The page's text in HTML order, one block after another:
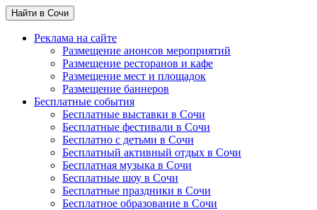
Найти в Сочи
Реклама на сайте
Размещение анонсов мероприятий
Размещение ресторанов и кафе
Размещение мест и площадок
Размещение баннеров
Бесплатные события
Бесплатные выставки в Сочи
Бесплатные фестивали в Сочи
Бесплатно с детьми в Сочи
Бесплатный активный отдых в Сочи
Бесплатная музыка в Сочи
Бесплатные шоу в Сочи
Бесплатные праздники в Сочи
Бесплатное образование в Сочи